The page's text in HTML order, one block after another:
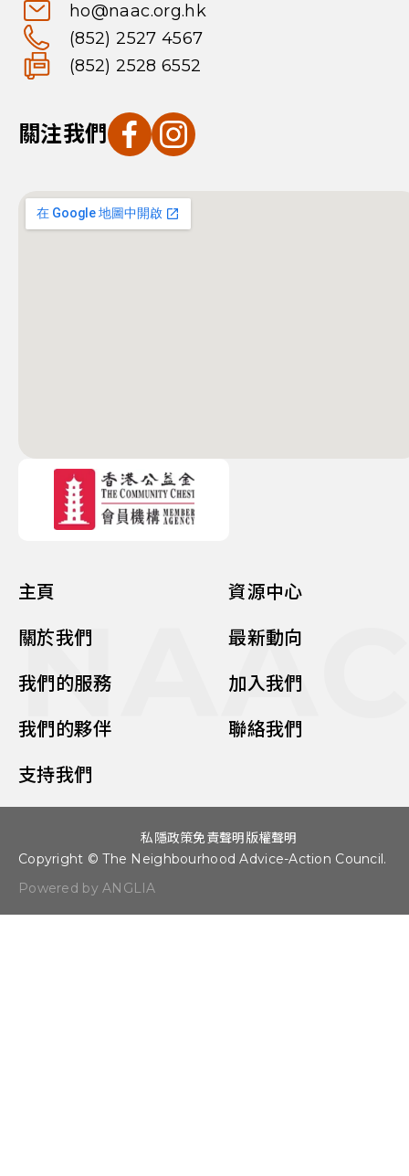
ho@naac.org.hk
(852) 2527 4567
(852) 2528 6552
關注我們
主頁
關於我們
我們的服務
我們的夥伴
支持我們
資源中心
最新動向
加入我們
聯絡我們
Copyright © The Neighbourhood Advice-Action Council.
Powered by ANGLIA
私隱政策免責聲明 版權聲明